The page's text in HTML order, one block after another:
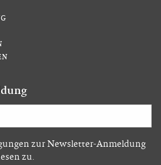
zur Newsletter-Anmeldung
zu.